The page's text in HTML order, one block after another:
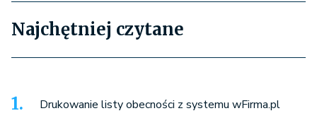
Najchętniej czytane
Drukowanie listy obecności z systemu wFirma.pl